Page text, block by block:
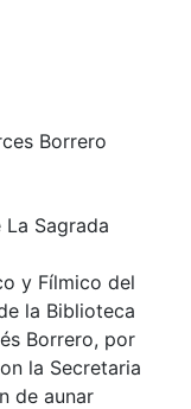
Borrero
Sagrada
y Fílmico del
la Biblioteca
Borrero, por
la Secretaria
de aunar